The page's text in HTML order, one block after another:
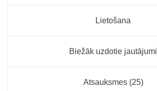
Lietošana
Biežāk uzdotie jautājumi
Atsauksmes (25)